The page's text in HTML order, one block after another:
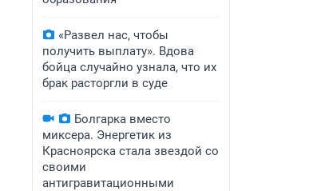
«Развел нас, чтобы
получить выплату». Вдова
бойца случайно узнала, что их
брак расторгли в суде
Болгарка вместо
миксера. Энергетик из
Красноярска стала звездой со
своими
антигравитационными